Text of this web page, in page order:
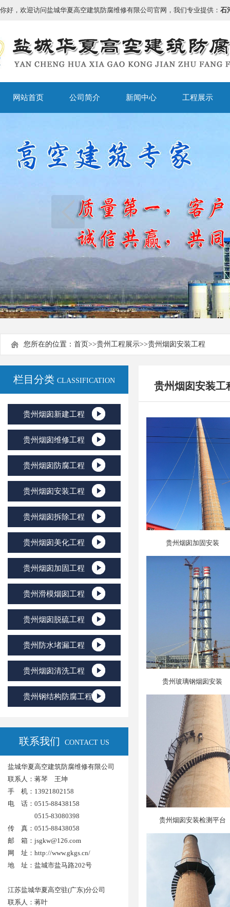
你好，欢迎访问盐城华夏高空建筑防腐维修有限公司官网，我们专业提供： 石
网站首页 公司简介 新闻中心 工程展示
您所在的位置： 首页>>贵州工程展示>>贵州烟囱安装工程
栏目分类 CLASSIFICATION
贵州烟囱新建工程
贵州烟囱维修工程
贵州烟囱防腐工程
贵州烟囱安装工程
贵州烟囱拆除工程
贵州烟囱美化工程
贵州烟囱加固工程
贵州滑模烟囱工程
贵州烟囱脱硫工程
贵州防水堵漏工程
贵州烟囱清洗工程
贵州钢结构防腐工程
联系我们 CONTACT US
盐城华夏高空建筑防腐维修有限公司
联系人：蒋琴 王坤
手 机：13921802158
电 话：0515-88438158
0515-83080398
传 真：0515-88438058
邮 箱：jsgkw@126.com
网 址： http://www.gkgs.cn/
地 址：盐城市盐马路202号
江苏盐城华夏高空驻(广东)分公司
联系人：蒋叶
贵州烟囱安装工
贵州烟囱加固安装
贵州玻璃钢烟囱安装
贵州烟囱安装检测平台